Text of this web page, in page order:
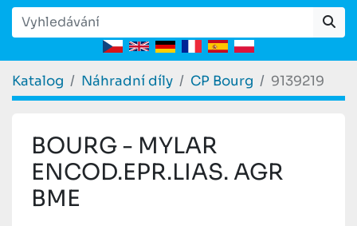
Katalog Náhradní díly CP Bourg 9139219
BOURG - MYLAR
ENCOD.EPR.LIAS. AGR
BME